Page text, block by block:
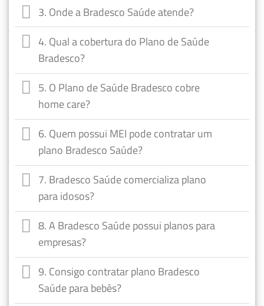
3. Onde a Bradesco Saúde atende?
4. Qual a cobertura do Plano de Saúde
Bradesco?
5. O Plano de Saúde Bradesco cobre
home care?
6. Quem possui MEI pode contratar um
plano Bradesco Saúde?
7. Bradesco Saúde comercializa plano
para idosos?
8. A Bradesco Saúde possui planos para
empresas?
9. Consigo contratar plano Bradesco
Saúde para bebês?